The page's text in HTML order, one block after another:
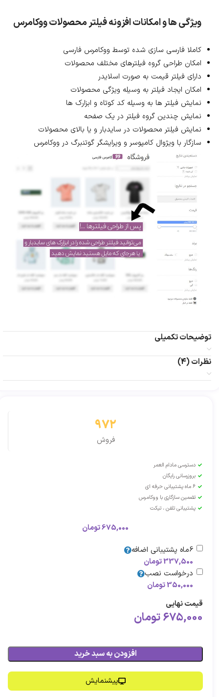
ویژگی ها و امکانات افزونه فیلتر محصولات ووکامرس
کاملا فارسی سازی شده توسط ووکامرس فارسی
امکان طراحی گروه فیلترهای مختلف محصولات
دارای فیلتر قیمت به صورت اسلایدر
امکان ایجاد فیلتر به وسیله ویژگی محصولات
نمایش فیلتر ها به وسیله کد کوتاه و ابزارک ها
نمایش چندین گروه فیلتر در یک صفحه
نمایش فیلتر محصولات در سایدبار و یا بالای محصولات
سازگار با ویژوال کامپوسر و ویرایشگر گوتنبرگ در ووکامرس
توضیحات تکمیلی
نظرات (4)
972
فروش
دسترسی مادام العمر
بروزرسانی رایگان
6 ماه پشتیبانی حرفه ای
تضمین سازگاری با ووکامرس
پشتیبانی تلفن ، تیکت
675,000تومان
6ماه پشتیبانی اضافه
337,500تومان
درخواست نصب
350,000تومان
قیمت نهایی
675,000تومان
افزودن به سبد خرید
پیشنمایش